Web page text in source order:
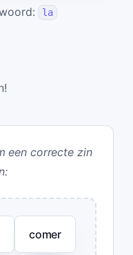
la
een correcte zin
comer